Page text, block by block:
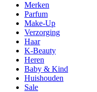
Merken
Parfum
Make-Up
Verzorging
Haar
K-Beauty
Heren
Baby & Kind
Huishouden
Sale